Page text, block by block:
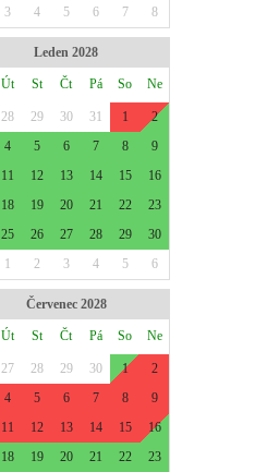
3 4 5 6 7 8
Leden 2028
Út St Čt Pá So Ne
28 29 30 31 1
2
4 5 6 7 8
9
11 12 13 14 15
16
18 19 20 21 22
23
25 26 27 28 29
30
1 2 3 4 5 6
Červenec 2028
Út St Čt Pá So Ne
27 28 29 30 1
2
4 5 6 7 8
9
11 12 13 14 15
16
18 19 20 21 22 23